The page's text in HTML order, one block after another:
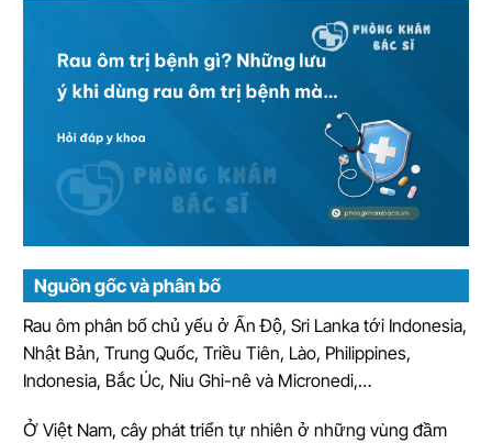
Nguồn gốc và phân bố
Rau ôm phân bố chủ yếu ở Ấn Ðộ, Sri Lanka tới Indonesia,
Nhật Bản, Trung Quốc, Triều Tiên, Lào, Philippines,
Indonesia, Bắc Úc, Niu Ghi-nê và Micronedi,…
Ở Việt Nam, cây phát triển tự nhiên ở những vùng đầm